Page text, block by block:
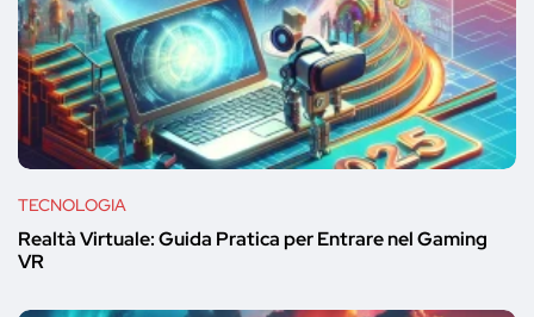
TECNOLOGIA
Realtà Virtuale: Guida Pratica per Entrare nel Gaming
VR